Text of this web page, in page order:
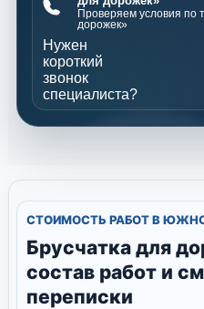
Проверяем условия по
дорожек»
Нужен
короткий
звонок
специалиста?
СТОИМОСТЬ РАБОТ В
Брусчатка для
состав работ и
переписки